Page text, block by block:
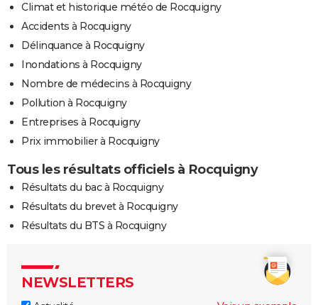
Climat et historique météo de Rocquigny
Accidents à Rocquigny
Délinquance à Rocquigny
Inondations à Rocquigny
Nombre de médecins à Rocquigny
Pollution à Rocquigny
Entreprises à Rocquigny
Prix immobilier à Rocquigny
Tous les résultats officiels à Rocquigny
Résultats du bac à Rocquigny
Résultats du brevet à Rocquigny
Résultats du BTS à Rocquigny
NEWSLETTERS